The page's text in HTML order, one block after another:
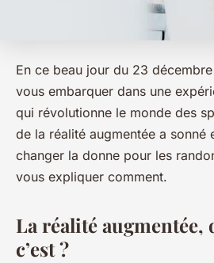
En ce beau jour du 23
vous embarquer dans une
qui révolutionne le monde des
de la réalité augmentée a sonné
changer la donne pour les
vous expliquer comment.
La réalité augmentée,
c’est ?